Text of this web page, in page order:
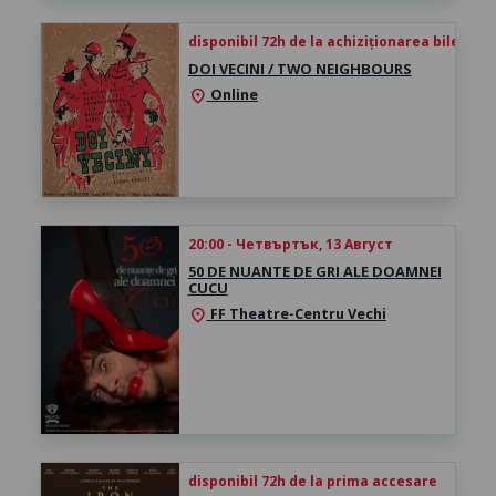
disponibil 72h de la achiziționarea biletului
DOI VECINI / TWO NEIGHBOURS
location_on Online
20:00 - Четвъртък, 13 Август
50 DE NUANTE DE GRI ALE DOAMNEI
CUCU
location_on FF Theatre-Centru Vechi
disponibil 72h de la prima accesare